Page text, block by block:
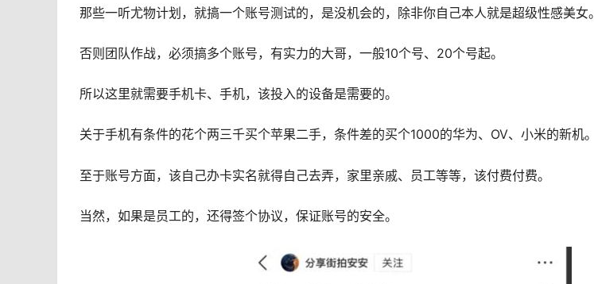
那些一听尤物计划，就搞一个账号测试的，是没机会的，除非你自己本人就是超级性感美女。
否则团队作战，必须搞多个账号，有实力的大哥，一般10个号、20个号起。
所以这里就需要手机卡、手机，该投入的设备是需要的。
关于手机有条件的花个两三千买个苹果二手，条件差的买个1000的华为、OV、小米的新机。
至于账号方面，该自己办卡实名就得自己去弄，家里亲戚、员工等等，该付费付费。
当然，如果是员工的，还得签个协议，保证账号的安全。